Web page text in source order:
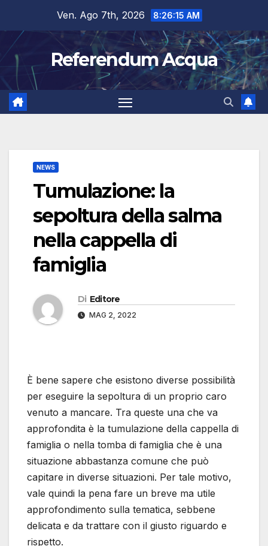
contenuto
Ven. Ago 7th, 2026 8:26:16 AM
Referendum Acqua
NEWS
Tumulazione: la
sepoltura della salma
nella cappella di
famiglia
Di Editore
MAG 2, 2022
È bene sapere che esistono diverse possibilità
per eseguire la sepoltura di un proprio caro
venuto a mancare. Tra queste una che va
approfondita è la tumulazione della cappella di
famiglia o nella tomba di famiglia che è una
situazione abbastanza comune che può
capitare in diverse situazioni. Per tale motivo,
vale quindi la pena fare un breve ma utile
approfondimento sulla tematica, sebbene
delicata e da trattare con il giusto riguardo e
rispetto.